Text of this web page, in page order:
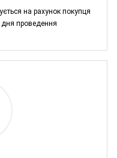
на рахунок покупця
дня проведення